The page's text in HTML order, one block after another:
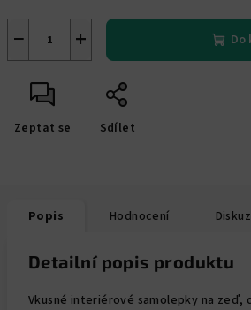
+
− Do
Zeptat se Sdílet
Popis Hodnocení
Detailní popis produktu
Vkusné interiérové samolepky na zeď,